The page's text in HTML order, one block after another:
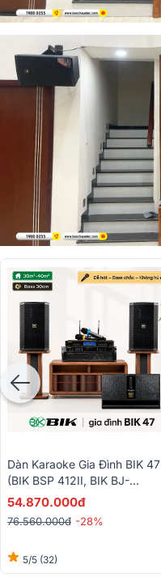
Dàn Karaoke Gia Đình BIK 47
(BIK BSP 412II, BIK BJ-
W88PLUS, BIK VM830A, BIK
54.870.000đ
76.560.000đ -28%
5/5 (32)